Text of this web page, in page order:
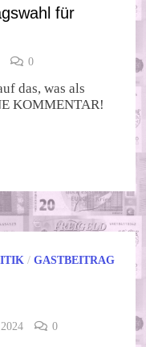
für
0
das, was als
KOMMENTAR!
/GASTBEITRAG
0